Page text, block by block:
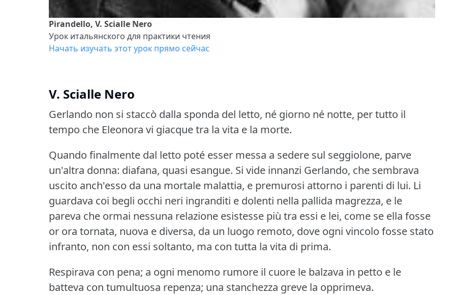
Pirandello, V. Scialle Nero
Урок итальянского для практики чтения
Начать изучать этот урок прямо сейчас
V. Scialle Nero
Gerlando non si staccò dalla sponda del letto, né giorno né notte, per tutto il
tempo che Eleonora vi giacque tra la vita e la morte.
Quando finalmente dal letto poté esser messa a sedere sul seggiolone, parve
un'altra donna: diafana, quasi esangue. Si vide innanzi Gerlando, che sembrava
uscito anch'esso da una mortale malattia, e premurosi attorno i parenti di lui. Li
guardava coi begli occhi neri ingranditi e dolenti nella pallida magrezza, e le
pareva che ormai nessuna relazione esistesse più tra essi e lei, come se ella fosse
or ora tornata, nuova e diversa, da un luogo remoto, dove ogni vincolo fosse stato
infranto, non con essi soltanto, ma con tutta la vita di prima.
Respirava con pena; a ogni menomo rumore il cuore le balzava in petto e le
batteva con tumultuosa repenza; una stanchezza greve la opprimeva.